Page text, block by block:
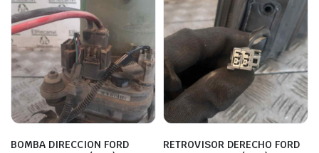
BOMBA DIRECCION FORD
RETROVISOR DERECHO FORD